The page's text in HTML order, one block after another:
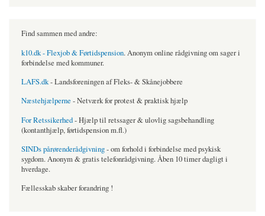
Find sammen med andre:
k10.dk - Flexjob & Førtidspension. Anonym online rådgivning om sager i
forbindelse med kommuner.
LAFS.dk- Landsforeningen af Fleks- & Skånejobbere
Næstehjælperne - Netværk for protest & praktisk hjælp
For Retssikerhed- Hjælp til retssager & ulovlig sagsbehandling
(kontanthjælp, førtidspension m.fl.)
SINDs pårørenderådgivning- om forhold i forbindelse med psykisk
sygdom. Anonym & gratis telefonrådgivning. Åben 10 timer dagligt i
hverdage.
Fællesskab skaber forandring !